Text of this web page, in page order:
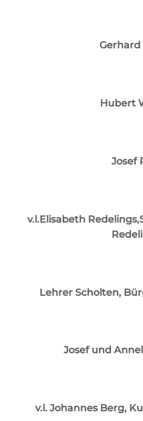
Gerhard
Hubert
Josef
v.l.Elisabeth
Lehrer Scholten,
Josef und
v.l. Johannes Berg,